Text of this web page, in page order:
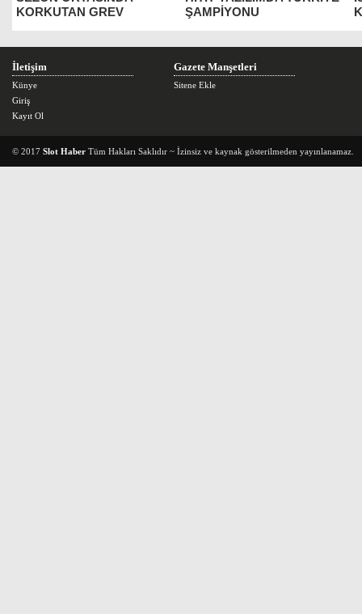
KORKUTAN GREV ŞAMPİYONU
İletişim
Künye
Giriş
Kayıt Ol
Gazete Manşetleri
Sitene Ekle
© 2017 Slot Haber Tüm Hakları Saklıdır ~ İzinsiz ve kaynak gösterilmeden yayınlanamaz.